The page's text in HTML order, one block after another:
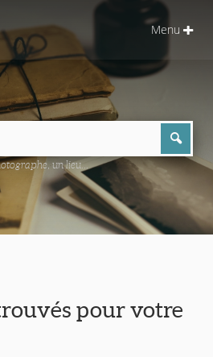
Menu
un lieu...
pour votre